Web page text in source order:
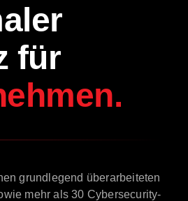
für
grundlegend überarbeiteten
mehr als 30 Cybersecurity-